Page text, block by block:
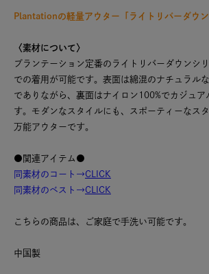
Plantationの軽量アウター「ライトリバーダウン
〈素材について〉
プランテーション定番のライトリバーダウンシ
での着用が可能です。表面は綿混のナチュラル
でありながら、裏面はナイロン100%でカジュア
す。モダンなスタイルにも、スポーティーなス
万能アウターです。
●関連アイテム●
同素材のコート→CLICK
同素材のベスト→CLICK
こちらの商品は、ご家庭で手洗い可能です。
中国製